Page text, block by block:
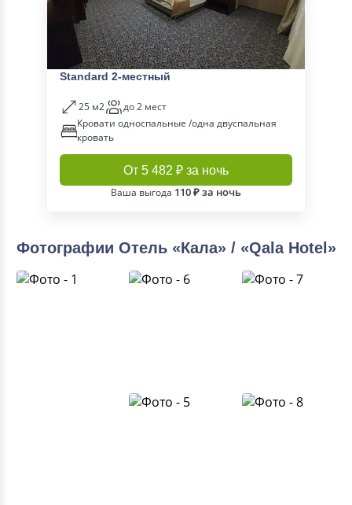
Standard 2-местный
25 м2
до 2 мест
Кровати односпальные /одна двуспальная
кровать
От 5 482 ₽ за ночь
Ваша выгода 110 ₽ за ночь
Фотографии Отель «Кала» / «Qala Hotel»